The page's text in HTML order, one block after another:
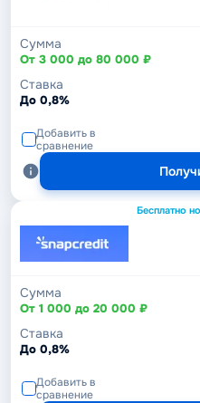
Сумма
От 3 000 до 80 000 ₽
Ставка
До 0,8%
Добавить в
сравнение
Бесплатно
Сумма
От 1 000 до 20 000 ₽
Ставка
До 0,8%
Добавить в
сравнение